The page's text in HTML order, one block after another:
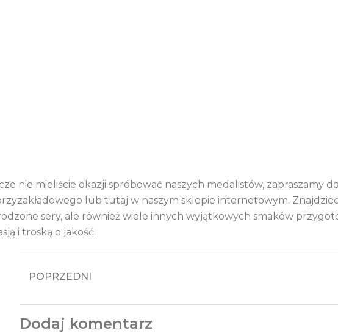
nie mieliście okazji spróbować naszych medalistów, zapraszamy
lub tutaj w naszym sklepie internetowym.
sery, ale również wiele innych wyjątkowych smaków
i troską o jakość.
POPRZEDNI
Dodaj komentarz